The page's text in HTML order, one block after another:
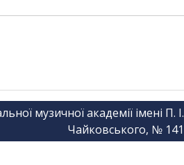
музичної академії імені П. І.
Чайковського, № 141